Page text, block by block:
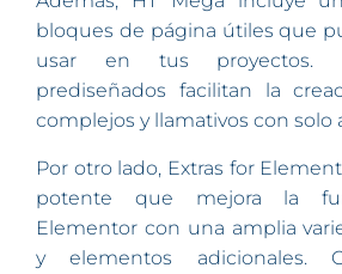
bloques de página útiles que
usar en tus proyectos.
prediseñados facilitan la
complejos y llamativos con solo
Por otro lado, Extras for
potente que mejora la
Elementor con una amplia
y elementos adicionales.